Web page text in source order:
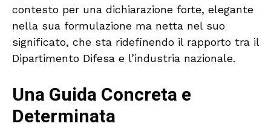
contesto per una dichiarazione forte, elegante
nella sua formulazione ma netta nel suo
significato, che sta ridefinendo il rapporto tra il
Dipartimento Difesa e l’industria nazionale.
Una Guida Concreta e
Determinata